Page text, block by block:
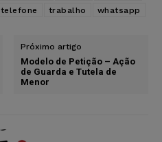
telefone trabalho whatsapp
Próximo artigo
Modelo de Petição – Ação
de Guarda e Tutela de
Menor